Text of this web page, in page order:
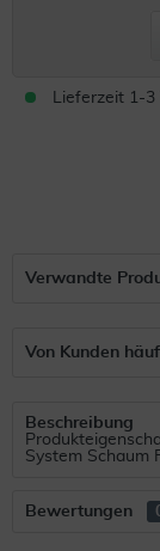
Lieferzeit 1-3
Verwandte
Von Kunden
Beschreibung
System Schaum
Bewertungen